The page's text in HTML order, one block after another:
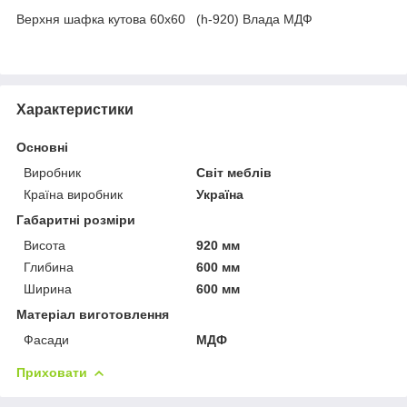
Верхня шафка кутова 60х60 (h-920) Влада МДФ
Характеристики
Основні
Виробник
Світ меблів
Країна виробник
Україна
Габаритні розміри
Висота
920 мм
Глибина
600 мм
Ширина
600 мм
Матеріал виготовлення
Фасади
МДФ
Приховати